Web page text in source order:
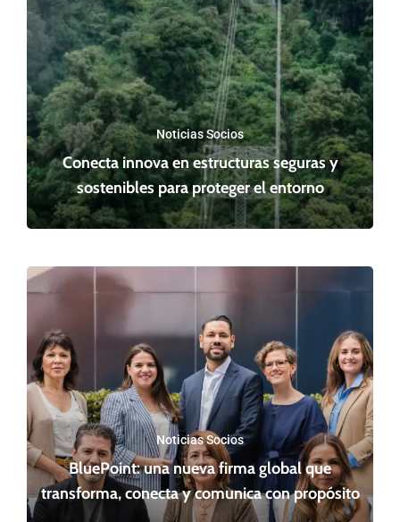
Noticias Socios
Conecta innova en estructuras seguras y
sostenibles para proteger el entorno
Noticias Socios
BluePoint: una nueva firma global que
transforma, conecta y comunica con propósito